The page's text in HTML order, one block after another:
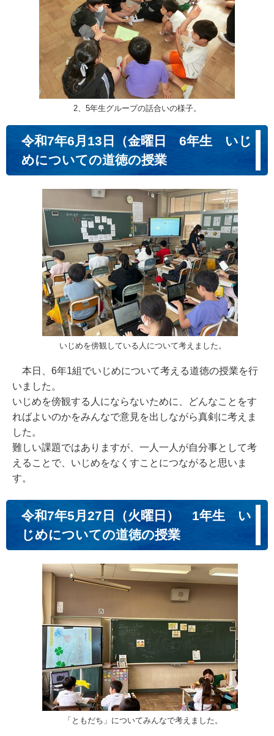
2、5年生グループの話合いの様子。
令和7年6月13日（金曜日 6年生 いじ
めについての道徳の授業
いじめを傍観している人について考えました。
本日、6年1組でいじめについて考える道徳の授業を行
いました。
いじめを傍観する人にならないために、どんなことをす
ればよいのかをみんなで意見を出しながら真剣に考えま
した。
難しい課題ではありますが、一人一人が自分事として考
えることで、いじめをなくすことにつながると思いま
す。
令和7年5月27日（火曜日） 1年生 い
じめについての道徳の授業
「ともだち」についてみんなで考えました。